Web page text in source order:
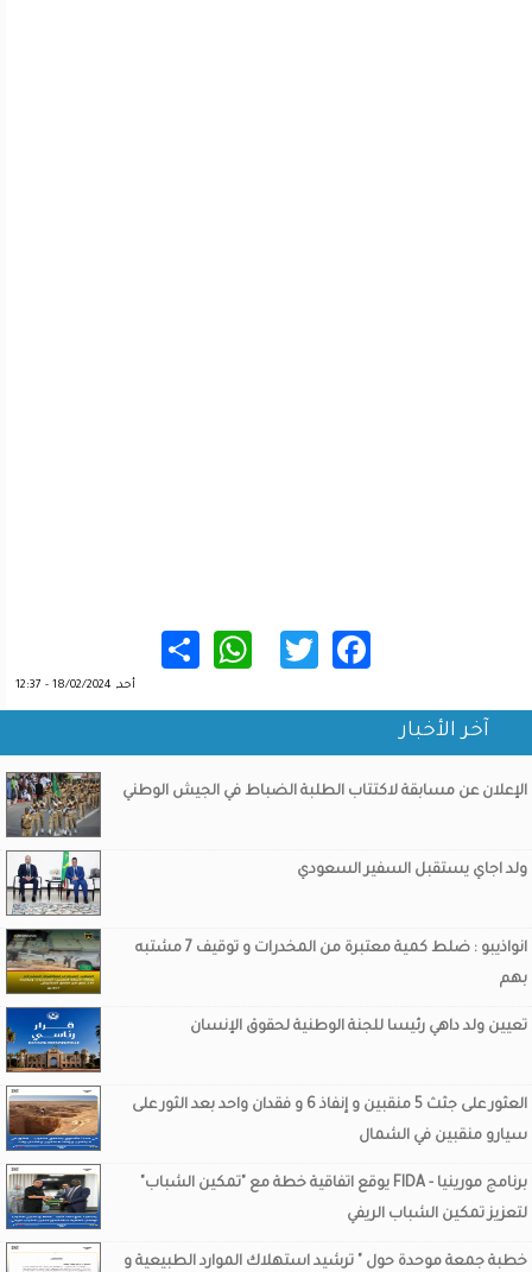
Facebook
Twitter
WhatsApp
أحد, 18/02/2024 - 12:37
آخر الأخبار
الإعلان عن مسابقة لاكتتاب الطلبة الضباط في الجيش الوطني
ولد اجاي يستقبل السفير السعودي
انواذيبو : ضلط كمية معتبرة من المخدرات و توقيف 7 مشتبه
بهم
تعيين ولد داهي رئيسا للجنة الوطنية لحقوق الإنسان
العثور على جثث 5 منقبين و إنفاذ 6 و فقدان واحد بعد الثور على
سيارو منقبين في الشمال
برنامج مورينيا - FIDA يوقع اتفاقية خطة مع "تمكين الشباب"
لتعزيز تمكين الشباب الريفي
خطبة جمعة موحدة حول " ترشيد استهلاك الموارد الطبيعية و